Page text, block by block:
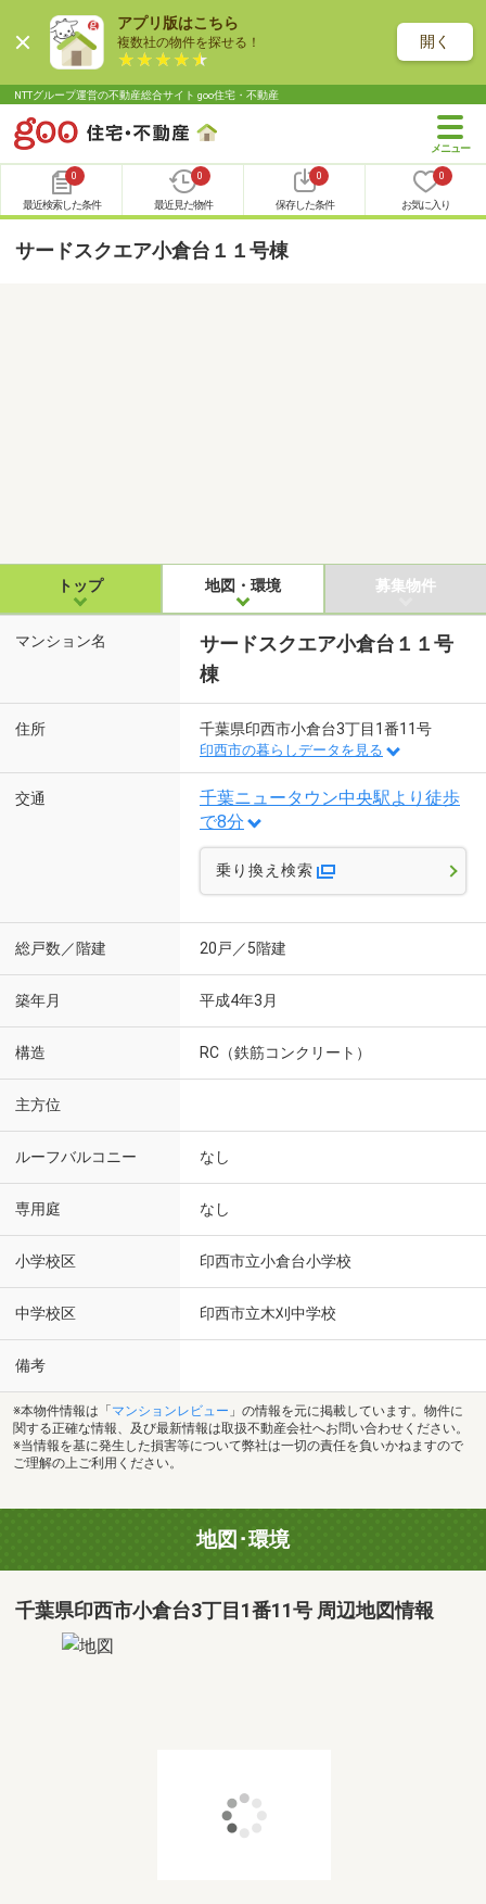
アプリ版はこちら
複数社の物件を探せる！ 開く
NTTグループ運営の不動産総合サイト goo住宅・不動産
0
最近検索した条件
0
最近見た物件
0
保存した条件
0
お気に入り
サードスクエア小倉台１１号棟
トップ 地図・環境 募集物件
マンション名
サードスクエア小倉台１１号
棟
住所 千葉県印西市小倉台3丁目1番11号
印西市の暮らしデータを見る
交通
千葉ニュータウン中央駅より徒歩
で8分
乗り換え検索
総戸数／階建 20戸／5階建
築年月 平成4年3月
構造 RC（鉄筋コンクリート）
主方位
ルーフバルコニー なし
専用庭 なし
小学校区 印西市立小倉台小学校
中学校区 印西市立木刈中学校
備考
※本物件情報は「 マンションレビュー 」の情報を元に掲載しています。物件に
関する正確な情報、及び最新情報は取扱不動産会社へお問い合わせください。
※当情報を基に発生した損害等について弊社は一切の責任を負いかねますので
ご理解の上ご利用ください。
地図･環境
千葉県印西市小倉台3丁目1番11号 周辺地図情報